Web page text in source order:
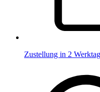
Zustellung in 2